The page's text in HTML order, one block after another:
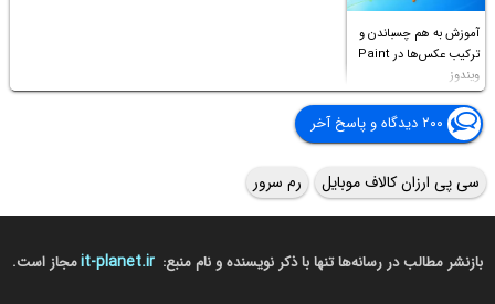
آموزش به هم چسباندن و
ترکیب عکس‌ها در Paint
ویندوز
۲۰۰ دیدگاه و پاسخ آخر
سی پی ارزان کالاف موبایل رم سرور
بازنشر مطالب در رسانه‌ها تنها با ذکر نویسنده و نام منبع: it-planet.irمجاز است.